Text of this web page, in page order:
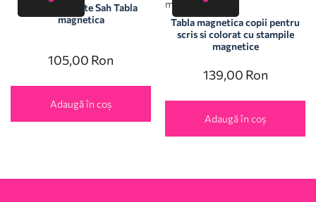
Joc de societate Sah Tabla
magnetica
105,00 Ron
Adaugă în coș
Tabla magnetica copii pentru
scris si colorat cu stampile
magnetice
139,00 Ron
Adaugă în coș